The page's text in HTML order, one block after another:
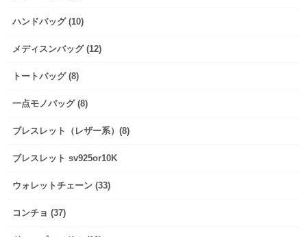
ハンドバッグ (10)
メディスンバッグ (12)
トートバッグ (8)
一点モノバッグ (8)
ブレスレット（レザー系）(8)
ブレスレット sv925or10K
ウォレットチェーン (33)
コンチョ (37)